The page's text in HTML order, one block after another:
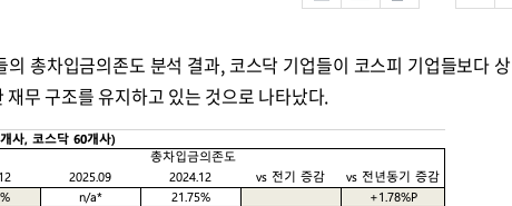
총차입금의존도 분석 결과, 코스닥 기업들이 코스피 기업들보다 상
무 구조를 유지하고 있는 것으로 나타났다.